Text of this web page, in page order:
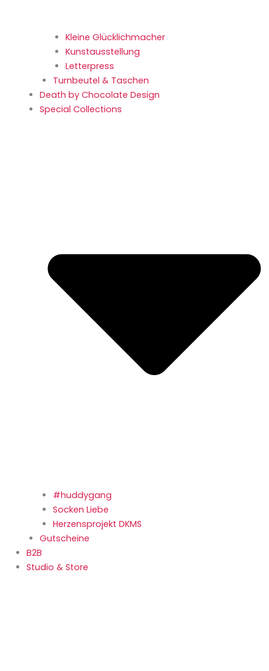
Kleine Glücklich­macher
Kunstaus­stellung
Letterpress
Turnbeutel & Taschen
Death by Chocolate Design
Special Collections
#huddygang
Socken Liebe
Herzensprojekt DKMS
Gutscheine
B2B
Studio & Store